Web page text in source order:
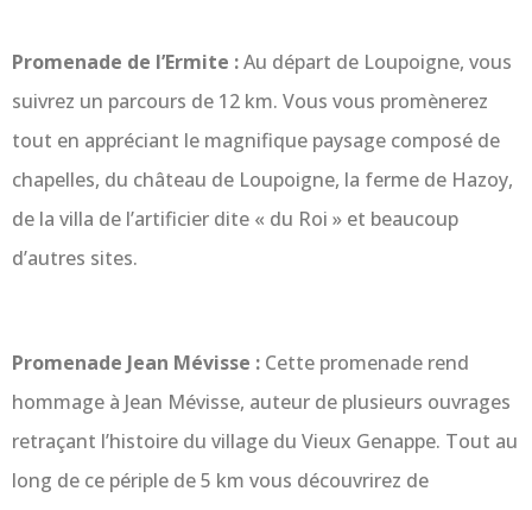
Promenade de l’Ermite :Au départ de Loupoigne, vous
suivrez un parcours de 12 km. Vous vous promènerez
tout en appréciant le magnifique paysage composé de
chapelles, du château de Loupoigne, la ferme de Hazoy,
de la villa de l’artificier dite « du Roi » et beaucoup
d’autres sites.
Promenade Jean Mévisse : Cette promenade rend
hommage à Jean Mévisse, auteur de plusieurs ouvrages
retraçant l’histoire du village du Vieux Genappe. Tout au
long de ce périple de 5 km vous découvrirez de